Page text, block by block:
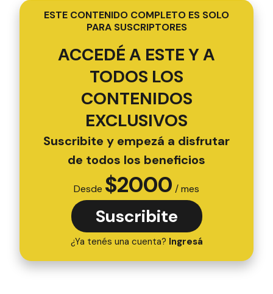
ESTE CONTENIDO COMPLETO ES SOLO
PARA SUSCRIPTORES
ACCEDÉ A ESTE Y A
TODOS LOS
CONTENIDOS
EXCLUSIVOS
Suscribite y empezá a disfrutar
de todos los beneficios
Desde $2000 / mes
Suscribite
¿Ya tenés una cuenta? Ingresá